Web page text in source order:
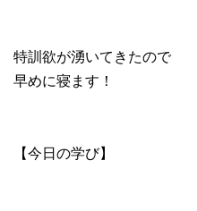
特訓欲が湧いてきたので
早めに寝ます！
【今日の学び】